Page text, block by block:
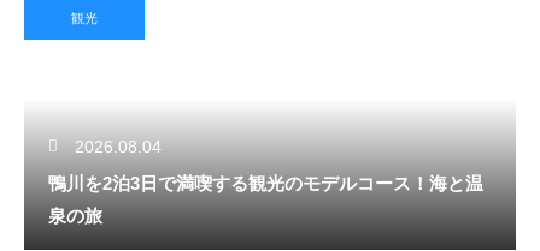
観光
2026.08.04
鴨川を2泊3日で満喫する観光のモデルコース！海と温
泉の旅